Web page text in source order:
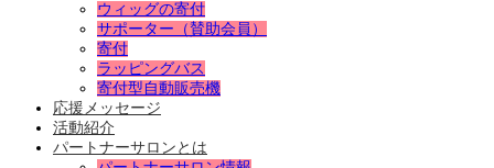
ウィッグの寄付
サポーター（賛助会員）
寄付
ラッピングバス
寄付型自動販売機
応援メッセージ
活動紹介
パートナーサロンとは